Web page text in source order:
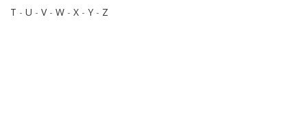
T - U - V- W - X - Y - Z